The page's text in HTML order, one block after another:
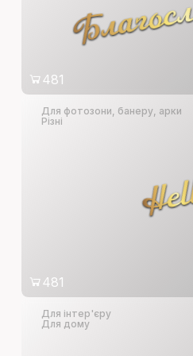
481
Для фотозони, банеру, арки
Різні
481
Для інтер'єру
Для дому